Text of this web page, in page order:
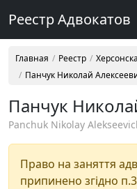
Реестр Адвокатов
Главная Реестр
Панчук Николай
Панчук
Panchuk Nikolay
Право на заняття
припинено згідно